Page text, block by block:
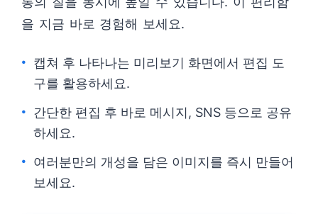
을 지금 바로 경험해 보세요.
캡쳐 후 나타나는 미리보기 화면에서 편집 도
구를 활용하세요.
간단한 편집 후 바로 메시지, SNS 등으로 공유
하세요.
여러분만의 개성을 담은 이미지를 즉시 만들어
보세요.